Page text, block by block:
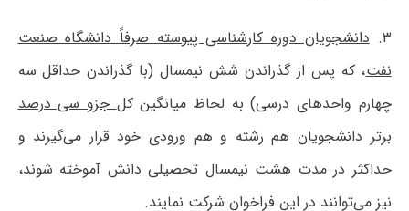
۳. دانشجویان دوره کارشناسی پیوسته صرفاً دانشگاه صنعت
نفت، که پس از گذراندن شش نیمسال (با گذراندن حداقل سه
چهارم واحدهای درسی) به لحاظ میانگین کلجزو سی درصد
برتر دانشجویان هم رشته و هم ورودی خود قرار می‌گیرند و
حداکثر در مدت هشت نیمسال تحصیلی دانش آموخته شوند،
نیز می‌توانند در این فراخوان شرکت نمایند.